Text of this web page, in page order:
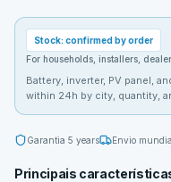
Stock: confirmed by order
For households, installers,
Battery, inverter, PV panel,
within 24h by city, quantity,
Garantia 5 years Envio
Principais